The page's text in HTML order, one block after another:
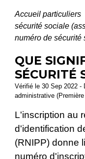
Accueil particuliers
sécurité sociale
numéro de sécurité
QUE
SÉCURITÉ
Vérifié le 30 Sep 2022 -
administrative
L'inscription au
d'identification
(RNIPP) donne
numéro